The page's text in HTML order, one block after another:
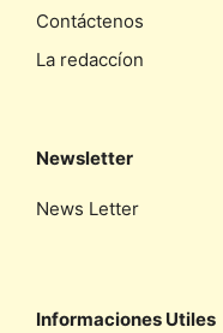
Contáctenos
La redaccíon
Newsletter
News Letter
Informaciones Utiles